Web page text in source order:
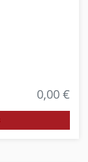
0,00 €